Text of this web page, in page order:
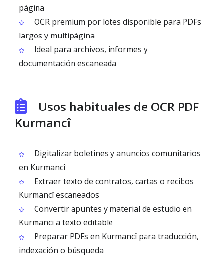
página
OCR premium por lotes disponible para PDFs
largos y multipágina
Ideal para archivos, informes y
documentación escaneada
Usos habituales de OCR PDF
Kurmancî
Digitalizar boletines y anuncios comunitarios
en Kurmancî
Extraer texto de contratos, cartas o recibos
Kurmancî escaneados
Convertir apuntes y material de estudio en
Kurmancî a texto editable
Preparar PDFs en Kurmancî para traducción,
indexación o búsqueda